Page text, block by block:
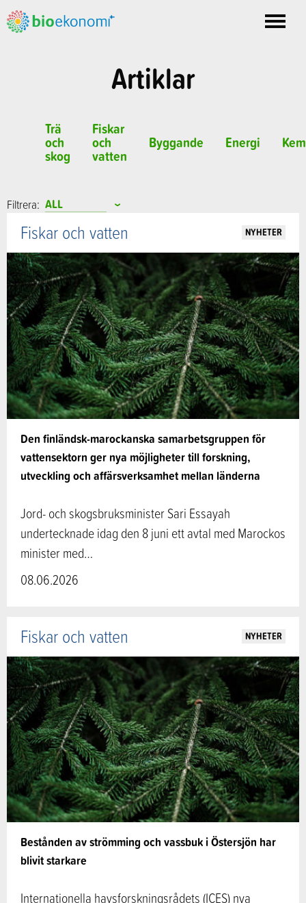
Toggle
Artiklar
Trä
och
skog
Fiskar
och
vatten
Byggande Energi
Filtrera:
Den finländsk-marockanska samarbetsgruppen för
vattensektorn ger nya möjligheter till forskning,
utveckling och affärsverksamhet mellan länderna
Fiskar och vatten NYHETER
Jord- och skogsbruksminister Sari Essayah
undertecknade idag den 8 juni ett avtal med Marockos
minister med…
08.06.2026
Bestånden av strömming och vassbuk i Östersjön har
blivit starkare
Fiskar och vatten NYHETER
Internationella havsforskningsrådets (ICES) nya